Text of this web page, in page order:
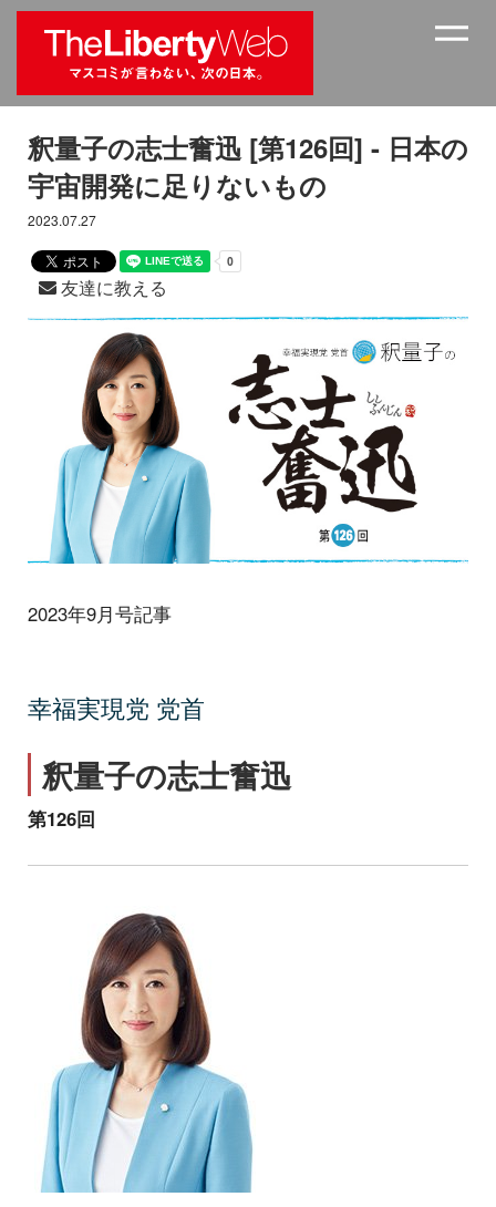
釈量子の志士奮迅 [第126回] - 日本の
宇宙開発に足りないもの
2023.07.27
友達に教える
2023年9月号記事
幸福実現党 党首
釈量子の志士奮迅
第126回